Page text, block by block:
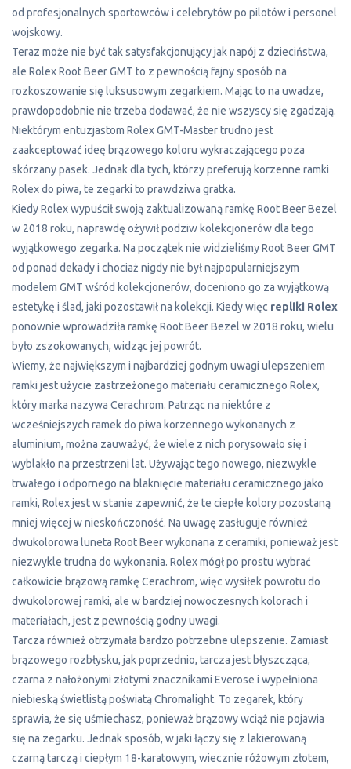
od profesjonalnych sportowców i celebrytów po pilotów i personel
wojskowy.
Teraz może nie być tak satysfakcjonujący jak napój z dzieciństwa,
ale Rolex Root Beer GMT to z pewnością fajny sposób na
rozkoszowanie się luksusowym zegarkiem. Mając to na uwadze,
prawdopodobnie nie trzeba dodawać, że nie wszyscy się zgadzają.
Niektórym entuzjastom Rolex GMT-Master trudno jest
zaakceptować ideę brązowego koloru wykraczającego poza
skórzany pasek. Jednak dla tych, którzy preferują korzenne ramki
Rolex do piwa, te zegarki to prawdziwa gratka.
Kiedy Rolex wypuścił swoją zaktualizowaną ramkę Root Beer Bezel
w 2018 roku, naprawdę ożywił podziw kolekcjonerów dla tego
wyjątkowego zegarka. Na początek nie widzieliśmy Root Beer GMT
od ponad dekady i chociaż nigdy nie był najpopularniejszym
modelem GMT wśród kolekcjonerów, doceniono go za wyjątkową
estetykę i ślad, jaki pozostawił na kolekcji. Kiedy więc repliki Rolex
ponownie wprowadziła ramkę Root Beer Bezel w 2018 roku, wielu
było zszokowanych, widząc jej powrót.
Wiemy, że największym i najbardziej godnym uwagi ulepszeniem
ramki jest użycie zastrzeżonego materiału ceramicznego Rolex,
który marka nazywa Cerachrom. Patrząc na niektóre z
wcześniejszych ramek do piwa korzennego wykonanych z
aluminium, można zauważyć, że wiele z nich porysowało się i
wyblakło na przestrzeni lat. Używając tego nowego, niezwykle
trwałego i odpornego na blaknięcie materiału ceramicznego jako
ramki, Rolex jest w stanie zapewnić, że te ciepłe kolory pozostaną
mniej więcej w nieskończoność. Na uwagę zasługuje również
dwukolorowa luneta Root Beer wykonana z ceramiki, ponieważ jest
niezwykle trudna do wykonania. Rolex mógł po prostu wybrać
całkowicie brązową ramkę Cerachrom, więc wysiłek powrotu do
dwukolorowej ramki, ale w bardziej nowoczesnych kolorach i
materiałach, jest z pewnością godny uwagi.
Tarcza również otrzymała bardzo potrzebne ulepszenie. Zamiast
brązowego rozbłysku, jak poprzednio, tarcza jest błyszcząca,
czarna z nałożonymi złotymi znacznikami Everose i wypełniona
niebieską świetlistą poświatą Chromalight. To zegarek, który
sprawia, że się uśmiechasz, ponieważ brązowy wciąż nie pojawia
się na zegarku. Jednak sposób, w jaki łączy się z lakierowaną
czarną tarczą i ciepłym 18-karatowym, wiecznie różowym złotem,